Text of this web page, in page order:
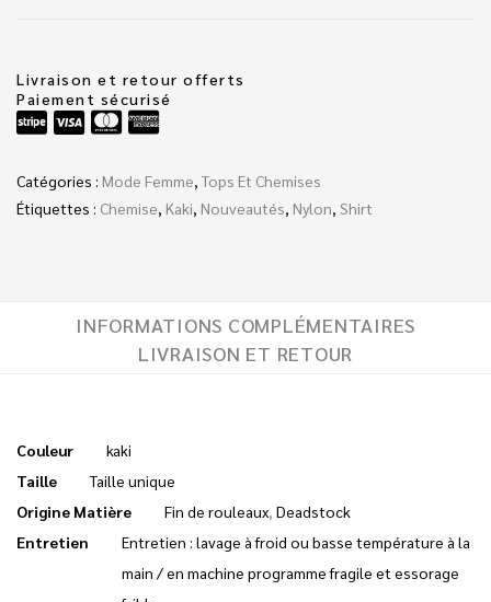
Livraison et retour offerts
Paiement sécurisé
Catégories : Mode Femme Tops Et Chemises
Étiquettes : Chemise Kaki Nouveautés Nylon Shirt
INFORMATIONS COMPLÉMENTAIRES
LIVRAISON ET RETOUR
Couleur
kaki
Taille
Taille unique
Origine Matière
Fin de rouleaux, Deadstock
Entretien
Entretien : lavage à froid ou basse température à la
main / en machine programme fragile et essorage